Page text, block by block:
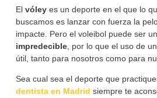
Elvóley es un deporte en el que lo
buscamos es lanzar con fuerza la
impacte. Pero el voleibol puede ser
impredecible , por lo que el uso de
útil, tanto para nosotros como para
Sea cual sea el deporte que
dentista en Madrid siempre te